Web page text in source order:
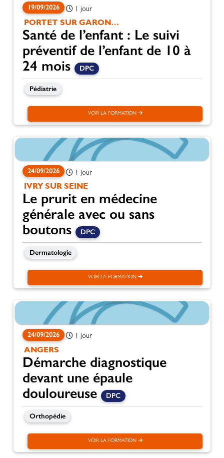
19/09/2026 1 jour
PORTET SUR GARONNE
Santé de l’enfant : Le suivi
préventif de l’enfant de 10 à
24 mois
DPC
Pédiatrie
VOIR LA FORMATION
24/09/2026 1 jour
IVRY SUR SEINE
Le prurit en médecine
générale avec ou sans
boutons
DPC
Dermatologie
VOIR LA FORMATION
24/09/2026 1 jour
ANGERS
Démarche diagnostique
devant une épaule
douloureuse
DPC
Orthopédie
VOIR LA FORMATION